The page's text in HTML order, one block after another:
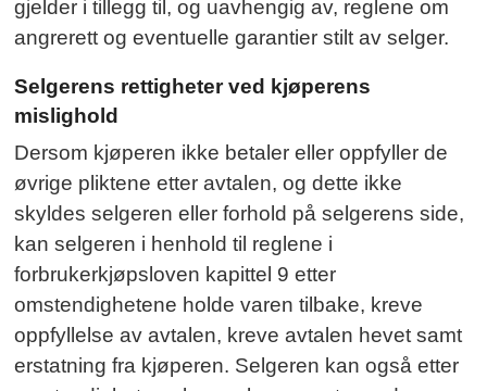
gjelder i tillegg til, og uavhengig av, reglene om
angrerett og eventuelle garantier stilt av selger.
Selgerens rettigheter ved kjøperens
mislighold
Dersom kjøperen ikke betaler eller oppfyller de
øvrige pliktene etter avtalen, og dette ikke
skyldes selgeren eller forhold på selgerens side,
kan selgeren i henhold til reglene i
forbrukerkjøpsloven kapittel 9 etter
omstendighetene holde varen tilbake, kreve
oppfyllelse av avtalen, kreve avtalen hevet samt
erstatning fra kjøperen. Selgeren kan også etter